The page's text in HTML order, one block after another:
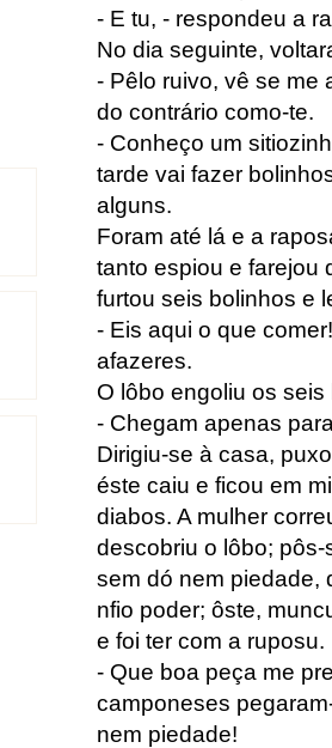
- E tu, - respondeu a
No dia seguinte,
- Pêlo ruivo, vê se me
do contrário como-te.
- Conheço um
tarde vai fazer
alguns.
Foram até lá e a
tanto espiou e farejou
furtou seis bolinhos e
- Eis aqui o que
afazeres.
O lôbo engoliu os
- Chegam apenas
Dirigiu-se à casa,
éste caiu e ficou em
diabos. A mulher
descobriu o lôbo;
sem dó nem piedade,
nfio poder; ôste,
e foi ter com a ruposu.
- Que boa peça me
camponeses
nem piedade!